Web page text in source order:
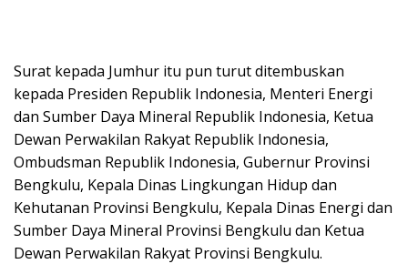
Surat kepada Jumhur itu pun turut ditembuskan
kepada Presiden Republik Indonesia, Menteri Energi
dan Sumber Daya Mineral Republik Indonesia, Ketua
Dewan Perwakilan Rakyat Republik Indonesia,
Ombudsman Republik Indonesia, Gubernur Provinsi
Bengkulu, Kepala Dinas Lingkungan Hidup dan
Kehutanan Provinsi Bengkulu, Kepala Dinas Energi dan
Sumber Daya Mineral Provinsi Bengkulu dan Ketua
Dewan Perwakilan Rakyat Provinsi Bengkulu.